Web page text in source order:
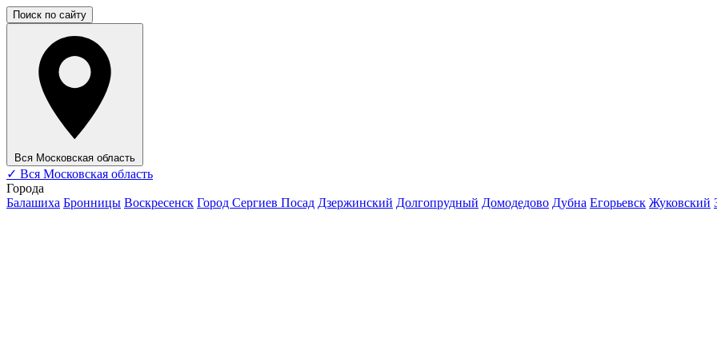
Поиск по сайту
Вся Московская область
✓ Вся Московская область
Города
Балашиха Бронницы Воскресенск Город Сергиев Посад Дзержинский Долгопрудный Домодедово Дубна Егорьевск Жуковский